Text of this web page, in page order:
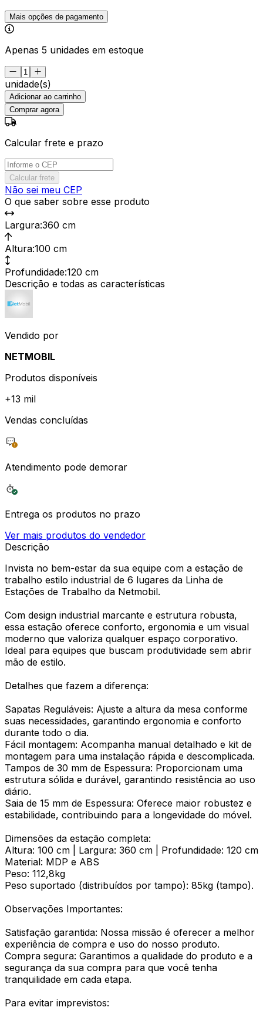
Mais opções de pagamento
Apenas 5 unidades em estoque
unidade(s)
Adicionar ao carrinho
Comprar agora
Calcular frete e prazo
Calcular frete
Não sei meu CEP
O que saber sobre esse produto
Largura:360 cm
Altura:100 cm
Profundidade:120 cm
Descrição e todas as características
Vendido por
NETMOBIL
Produtos disponíveis
+13 mil
Vendas concluídas
Atendimento pode demorar
Entrega os produtos no prazo
Ver mais produtos do vendedor
Descrição
Invista no bem-estar da sua equipe com a estação de
trabalho estilo industrial de 6 lugares da Linha de
Estações de Trabalho da Netmobil.
Com design industrial marcante e estrutura robusta,
essa estação oferece conforto, ergonomia e um visual
moderno que valoriza qualquer espaço corporativo.
Ideal para equipes que buscam produtividade sem abrir
mão de estilo.
Detalhes que fazem a diferença:
Sapatas Reguláveis: Ajuste a altura da mesa conforme
suas necessidades, garantindo ergonomia e conforto
durante todo o dia.
Fácil montagem: Acompanha manual detalhado e kit de
montagem para uma instalação rápida e descomplicada.
Tampos de 30 mm de Espessura: Proporcionam uma
estrutura sólida e durável, garantindo resistência ao uso
diário.
Saia de 15 mm de Espessura: Oferece maior robustez e
estabilidade, contribuindo para a longevidade do móvel.
Dimensões da estação completa:
Altura: 100 cm | Largura: 360 cm | Profundidade: 120 cm
Material: MDP e ABS
Peso: 112,8kg
Peso suportado (distribuídos por tampo): 85kg (tampo).
Observações Importantes:
Satisfação garantida: Nossa missão é oferecer a melhor
experiência de compra e uso do nosso produto.
Compra segura: Garantimos a qualidade do produto e a
segurança da sua compra para que você tenha
tranquilidade em cada etapa.
Para evitar imprevistos: